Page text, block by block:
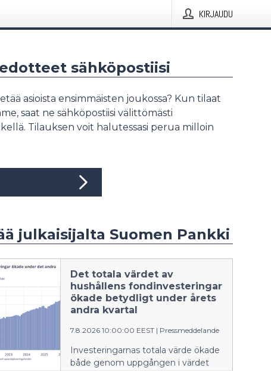
KIRJAUDU
sähköpostiisi
asioista ensimmäisten joukossa? Kun tilaat
saat ne sähköpostiisi välittömästi
Tilauksen voit halutessasi perua milloin
julkaisijalta Suomen Pankki
Det totala värdet av
hushållens fondinvesteringar
ökade betydligt under årets
andra kvartal
7.8.2026 10:00:00 EEST | Pressmeddelande
Investeringarnas totala värde ökade
både genom uppgången i värdet